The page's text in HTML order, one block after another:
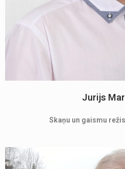
Jurijs
Skaņu un gaismu